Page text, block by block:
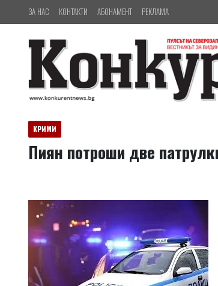
ЗА НАС КОНТАКТИ АБОНАМЕНТ РЕКЛАМА
КРИМИ
Пиян потроши две